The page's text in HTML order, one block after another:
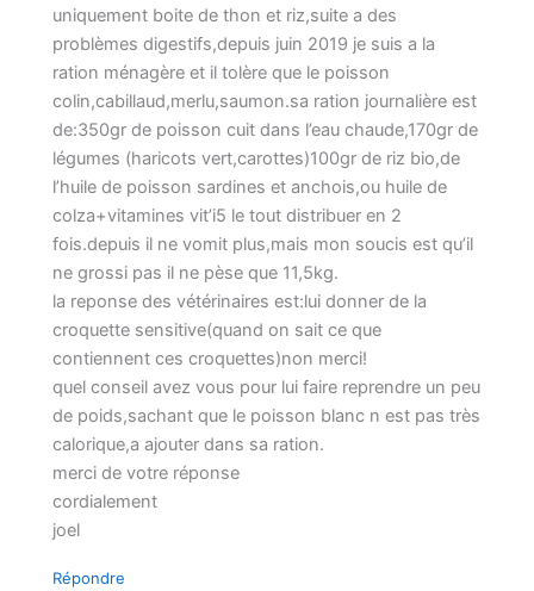
uniquement boite de thon et riz,suite a des
problèmes digestifs,depuis juin 2019 je suis a la
ration ménagère et il tolère que le poisson
colin,cabillaud,merlu,saumon.sa ration journalière est
de:350gr de poisson cuit dans l’eau chaude,170gr de
légumes (haricots vert,carottes)100gr de riz bio,de
l’huile de poisson sardines et anchois,ou huile de
colza+vitamines vit’i5 le tout distribuer en 2
fois.depuis il ne vomit plus,mais mon soucis est qu’il
ne grossi pas il ne pèse que 11,5kg.
la reponse des vétérinaires est:lui donner de la
croquette sensitive(quand on sait ce que
contiennent ces croquettes)non merci!
quel conseil avez vous pour lui faire reprendre un peu
de poids,sachant que le poisson blanc n est pas très
calorique,a ajouter dans sa ration.
merci de votre réponse
cordialement
joel
Répondre